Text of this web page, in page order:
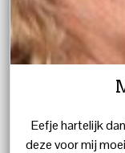
Eefje hartelijk
deze voor mij